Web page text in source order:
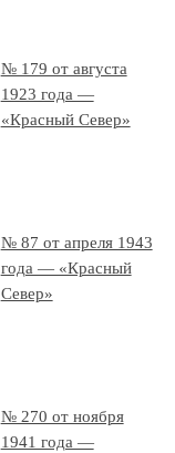
№ 179 от августа
1923 года —
«Красный Север»
№ 87 от апреля 1943
года — «Красный
Север»
№ 270 от ноября
1941 года —